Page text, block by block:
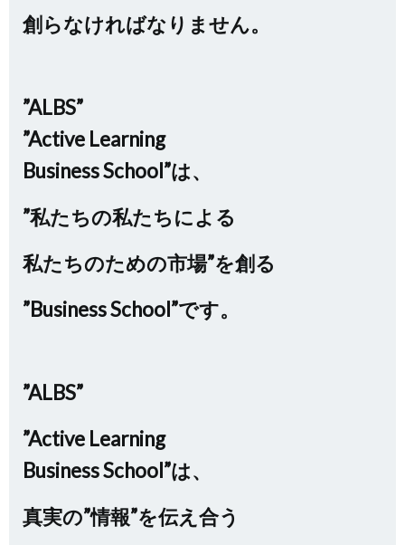
創らなければなりません。
”ALBS”
”Active Learning
Business School”は、
”私たちの私たちによる
私たちのための市場”を創る
”Business School”です。
”ALBS”
”Active Learning
Business School”は、
真実の”情報”を伝え合う